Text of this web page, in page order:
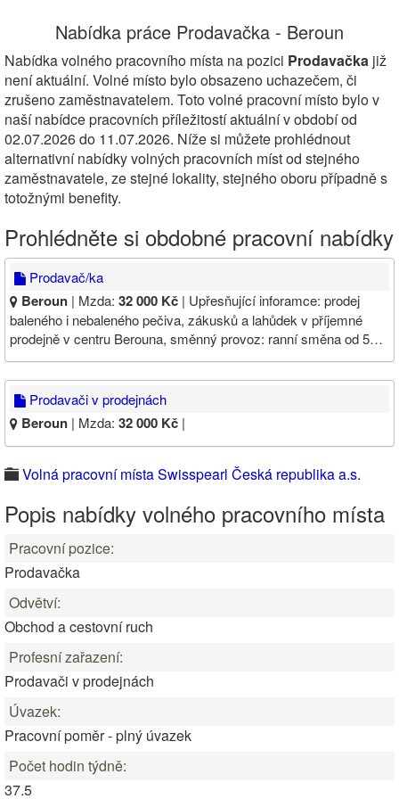
Nabídka práce Prodavačka - Beroun
Nabídka volného pracovního místa na pozici Prodavačka již
není aktuální. Volné místo bylo obsazeno uchazečem, či
zrušeno zaměstnavatelem. Toto volné pracovní místo bylo v
naší nabídce pracovních příležitostí aktuální v období od
02.07.2026 do 11.07.2026. Níže si můžete prohlédnout
alternativní nabídky volných pracovních míst od stejného
zaměstnavatele, ze stejné lokality, stejného oboru případně s
totožnými benefity.
Prohlédněte si obdobné pracovní nabídky
Prodavač/ka
Beroun | Mzda: 32 000 Kč | Upřesňující inforamce: prodej
baleného i nebaleného pečiva, zákusků a lahůdek v příjemné
prodejně v centru Berouna, směnný provoz: ranní směna od 5…
Prodavači v prodejnách
Beroun | Mzda: 32 000 Kč |
Volná pracovní místa Swisspearl Česká republika a.s.
Popis nabídky volného pracovního místa
Pracovní pozice:
Prodavačka
Odvětví:
Obchod a cestovní ruch
Profesní zařazení:
Prodavači v prodejnách
Úvazek:
Pracovní poměr - plný úvazek
Počet hodin týdně:
37.5